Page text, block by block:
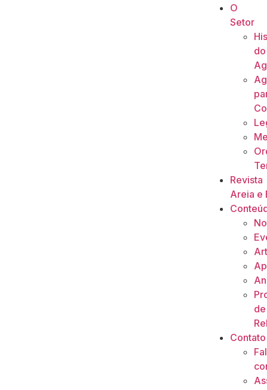
O
Setor
do
Revista
Areia e
de
Contato